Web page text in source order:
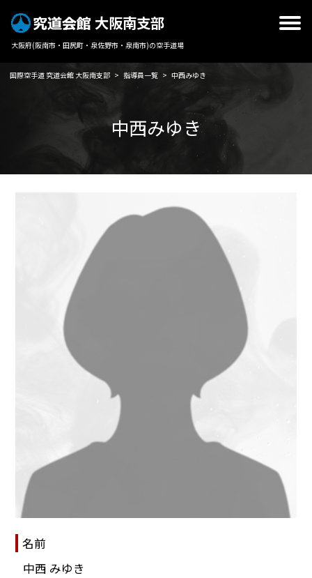
大阪南支部
大阪府(阪南市・田尻町・泉佐野市・泉南市)の空手道場
国際空手道 究道会館 大阪南支部 > 指導員一覧 > 中西みゆき
中西みゆき
名前
中西 みゆき